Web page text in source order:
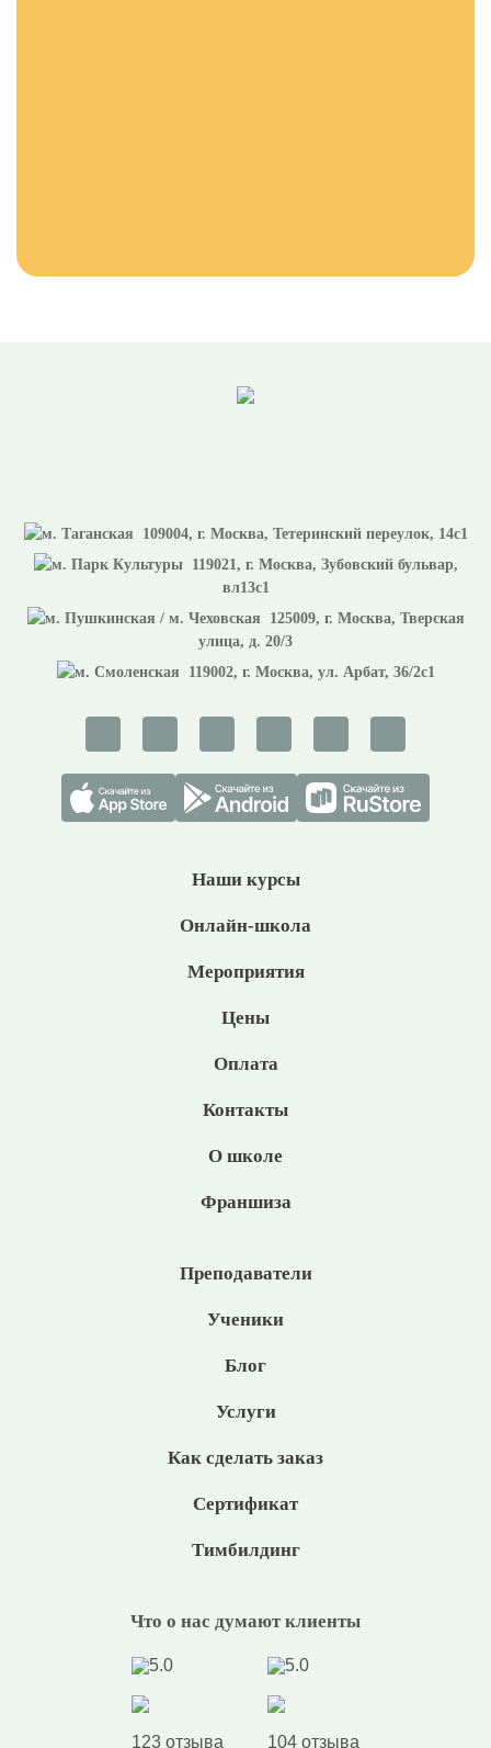
109004, г. Москва, Тетеринский переулок, 14с1
119021, г. Москва, Зубовский бульвар,
вл13с1
125009, г. Москва, Тверская
улица, д. 20/3
119002, г. Москва, ул. Арбат, 36/2с1
Наши курсы
Онлайн-школа
Мероприятия
Цены
Оплата
Контакты
О школе
Франшиза
Преподаватели
Ученики
Блог
Услуги
Как сделать заказ
Сертификат
Тимбилдинг
Что о нас думают клиенты
5.0
123 отзыва
5.0
104 отзыва